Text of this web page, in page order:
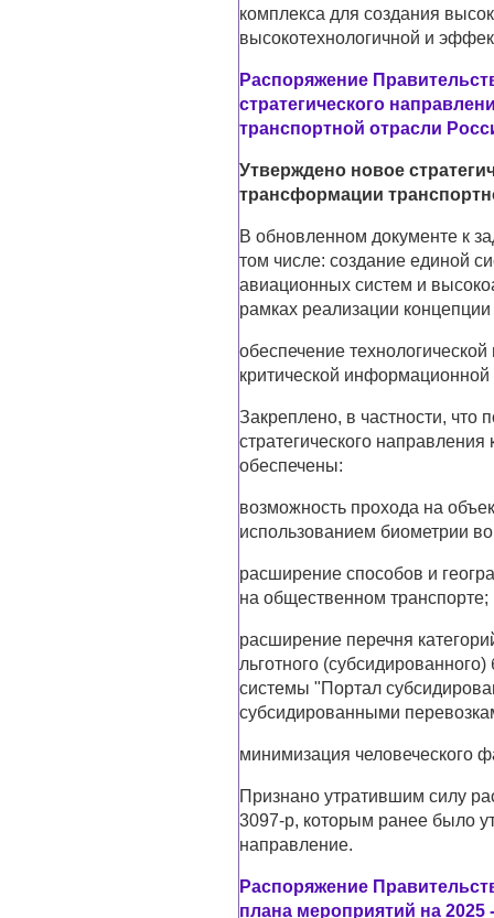
комплекса для создания
высокотехнологичной и
Распоряжение
стратегического
транспортной отрасли
Утверждено новое
трансформации
В обновленном документе к
том числе: создание единой
авиационных систем и
рамках реализации
обеспечение
критической
Закреплено, в частности, что
стратегического
обеспечены:
возможность прохода на
использованием биометрии
расширение способов и
на общественном транспорте;
расширение перечня
льготного
системы "Портал
субсидированными
минимизация человеческого
Признано утратившим силу
3097-р, которым ранее было
направление.
Распоряжение
плана мероприятий на 2025